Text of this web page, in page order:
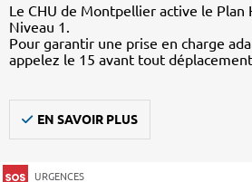
Le CHU de Montpellier active le Plan
Niveau 1.
Pour garantir une prise en charge
appelez le 15 avant tout
EN SAVOIR PLUS
URGENCES